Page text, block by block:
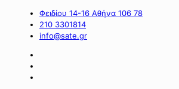
Φειδίου 14-16 Αθήνα 106 78
210 3301814
info@sate.gr